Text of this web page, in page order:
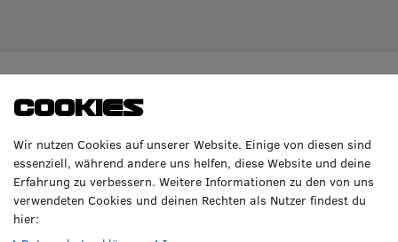
GERNE!
Heinrich-Hasemeier-Straße 36
49076 Osnabrück
Telefon: 0541 / 800 085 06
WhatsApp: 0541 / 800 085 06
BMW
Mercedes Benz
AMG
Audi
Cookies
Wir nutzen Cookies auf unserer Website. Einige von diesen sind
essenziell, während andere uns helfen, diese Website und deine
Erfahrung zu verbessern. Weitere Informationen zu den von uns
verwendeten Cookies und deinen Rechten als Nutzer findest du
hier: